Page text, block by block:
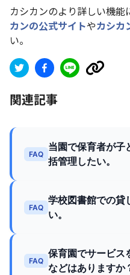
カシカンのより詳しい機能
カンの公式サイトやカシカ
い。
関連記事
FAQ
当園で保育者が子
括管理したい。
FAQ
学校図書館での貸
い。
FAQ
保育園でサービス
などはありますか